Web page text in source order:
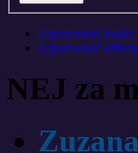
Zapomenuté heslo?
Zapomenuté
NEJ za